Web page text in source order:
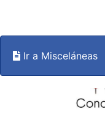
Ir a Misceláneas